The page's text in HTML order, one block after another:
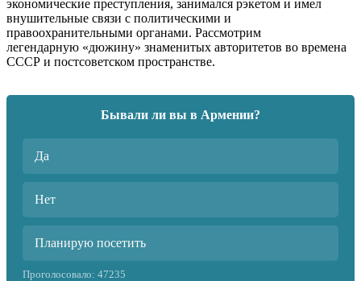
экономические преступления, занимался рэкетом и имел
внушительные связи с политическими и
правоохранительными органами. Рассмотрим
легендарную «дюжину» знаменитых авторитетов во времена
СССР и постсоветском пространстве.
Бывали ли вы в Армении?
Да
Нет
Планирую посетить
Проголосовало: 47235